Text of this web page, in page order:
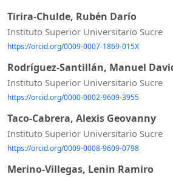
Tirira-Chulde, Rubén Darío
Instituto Superior Universitario Sucre
https://orcid.org/0009-0007-1869-015X
Rodríguez-Santillán, Manuel
Instituto Superior Universitario Sucre
https://orcid.org/0000-0002-9609-3955
Taco-Cabrera, Alexis Geovanny
Instituto Superior Universitario Sucre
https://orcid.org/0009-0008-9609-0798
Merino-Villegas, Lenin Ramiro